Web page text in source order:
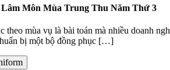
Môn Mùa Trung Thu Năm Thứ 3
theo mùa vụ là bài toán mà nhiều doanh
bị một bộ đồng phục […]